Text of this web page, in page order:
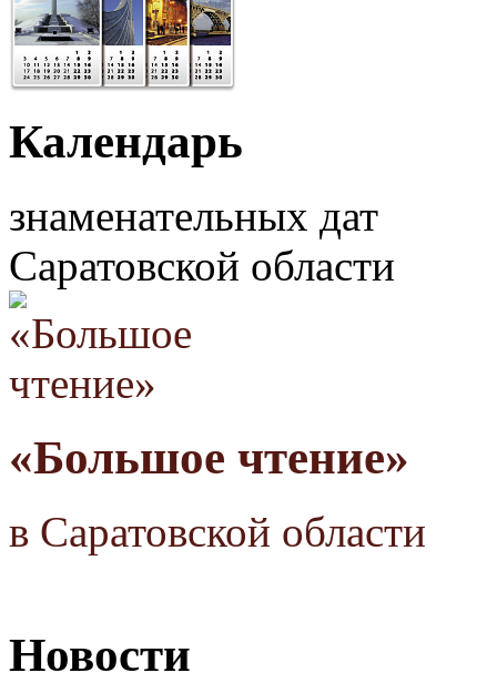
Календарь
знаменательных дат
Саратовской области
«Большое чтение»
в Саратовской области
Новости